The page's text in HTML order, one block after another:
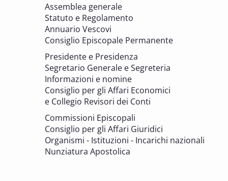
Giornate di studio Associazione
Archivistica Ecclesiastica - Luoghi di
memoria. Artefici di cultura. Archivi
valorizzazione del patrimonio
BENI CULTURALI E EDILIZIA DI CULTO
7 OTTOBRE 2025
Consulta nazionale Beni culturali e Edilizia
di culto
BENI CULTURALI E EDILIZIA DI CULTO
Assemblea generale
Statuto e Regolamento
Annuario Vescovi
Consiglio Episcopale Permanente
Presidente e Presidenza
Segretario Generale e Segreteria
Informazioni e nomine
Consiglio per gli Affari Economici
e Collegio Revisori dei Conti
Commissioni Episcopali
Consiglio per gli Affari Giuridici
Organismi - Istituzioni - Incarichi nazionali
Nunziatura Apostolica